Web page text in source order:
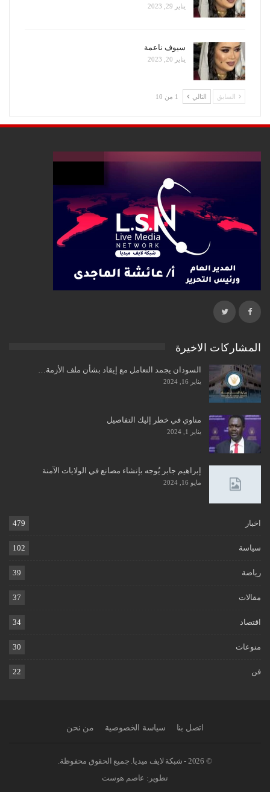
يناير 29, 2023
سيوف ناعمة
يناير 20, 2023
السابق التالي 1 من 10
المشاركات الاخيرة
السودان يجمد التعامل مع إيقاد بشأن ملف الأزمة…
يناير 16, 2024
مناوي في خطر إليك التفاصيل
يناير 1, 2024
إبراهيم جابر يُوجه بإنشاء مصانع في الولايات الآمنة
مايو 16, 2024
اخبار 479
سياسة 102
رياضة 39
مقالات 37
اقتصاد 34
منوعات 30
فن 22
اتصل بنا سياسة الخصوصية من نحن
© 2026 - شبكة لايف ميديا. جميع الحقوق محفوظة.
تطوير: عاصم هوست